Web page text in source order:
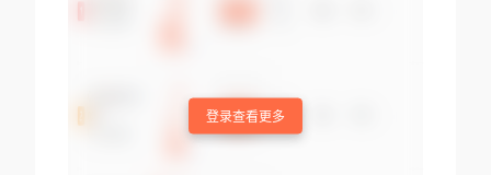
登录查看更多